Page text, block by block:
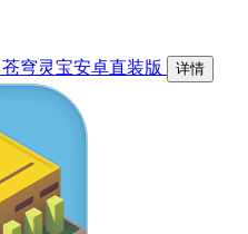
苍穹灵宝安卓直装版 详情